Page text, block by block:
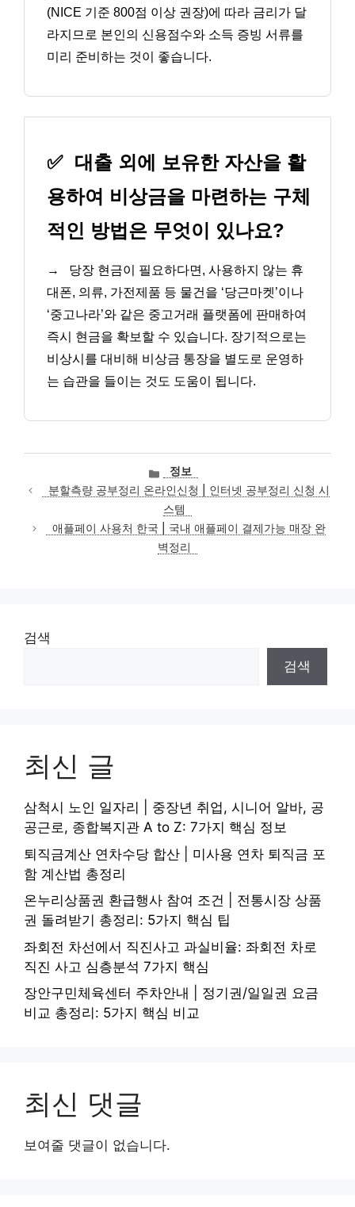
(NICE 기준 800점 이상 권장)에 따라 금리가 달
라지므로 본인의 신용점수와 소득 증빙 서류를
미리 준비하는 것이 좋습니다.
✅ 대출 외에 보유한 자산을 활
용하여 비상금을 마련하는 구체
적인 방법은 무엇이 있나요?
→
당장 현금이 필요하다면, 사용하지 않는 휴
대폰, 의류, 가전제품 등 물건을 ‘당근마켓’이나
‘중고나라’와 같은 중고거래 플랫폼에 판매하여
즉시 현금을 확보할 수 있습니다. 장기적으로는
비상시를 대비해 비상금 통장을 별도로 운영하
는 습관을 들이는 것도 도움이 됩니다.
카
테
고
리
정보
분할측량 공부정리 온라인신청 | 인터넷 공부정리 신청 시
스템
애플페이 사용처 한국 | 국내 애플페이 결제가능 매장 완
벽정리
검색
검색
최신 글
삼척시 노인 일자리 | 중장년 취업, 시니어 알바, 공
공근로, 종합복지관 A to Z: 7가지 핵심 정보
퇴직금계산 연차수당 합산 | 미사용 연차 퇴직금 포
함 계산법 총정리
온누리상품권 환급행사 참여 조건 | 전통시장 상품
권 돌려받기 총정리: 5가지 핵심 팁
좌회전 차선에서 직진사고 과실비율: 좌회전 차로
직진 사고 심층분석 7가지 핵심
장안구민체육센터 주차안내 | 정기권/일일권 요금
비교 총정리: 5가지 핵심 비교
최신 댓글
보여줄 댓글이 없습니다.